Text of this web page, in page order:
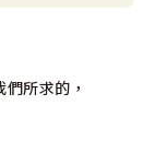
所求的，